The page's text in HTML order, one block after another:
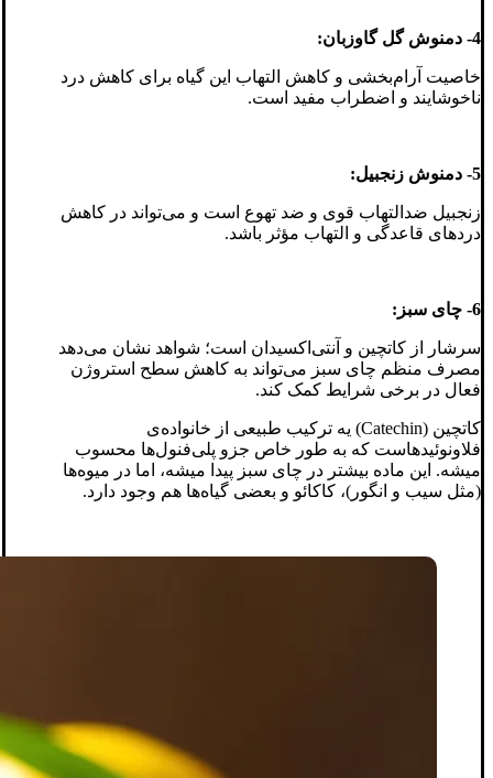
4- دمنوش گل گاوزبان:
خاصیت آرام‌بخشی و کاهش التهاب این گیاه برای کاهش درد
ناخوشایند و اضطراب مفید است.
5- دمنوش زنجبیل:
زنجبیل ضدالتهاب قوی و ضد تهوع است و می‌تواند در کاهش
دردهای قاعدگی و التهاب مؤثر باشد.
6- چای سبز:
سرشار از کاتچین و آنتی‌اکسیدان است؛ شواهد نشان می‌دهد
مصرف منظم چای سبز می‌تواند به کاهش سطح استروژن
فعال در برخی شرایط کمک کند.
کاتچین (Catechin) یه ترکیب طبیعی از خانواده‌ی
فلاونوئیدهاست که به طور خاص جزو پلی‌فنول‌ها محسوب
میشه. این ماده بیشتر در چای سبز پیدا میشه، اما در میوه‌ها
(مثل سیب و انگور)، کاکائو و بعضی گیاه‌ها هم وجود دارد.